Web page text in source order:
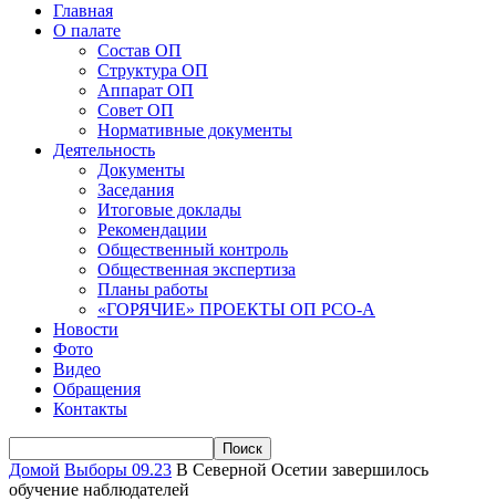
Главная
О палате
Состав ОП
Структура ОП
Аппарат ОП
Совет ОП
Нормативные документы
Деятельность
Документы
Заседания
Итоговые доклады
Рекомендации
Общественный контроль
Общественная экспертиза
Планы работы
«ГОРЯЧИЕ» ПРОЕКТЫ ОП РСО-А
Новости
Фото
Видео
Обращения
Контакты
Домой Выборы 09.23 В Северной Осетии завершилось
обучение наблюдателей